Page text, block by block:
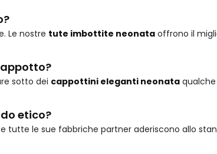
Le nostre tute imbottite neonata offrono il
sotto dei cappottini eleganti neonata
etico?
tutte le sue fabbriche partner aderiscono allo